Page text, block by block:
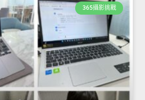
365攝影挑戰